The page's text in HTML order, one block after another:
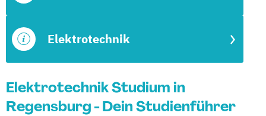
Elektrotechnik
Elektrotechnik Studium in
Regensburg - Dein Studienführer